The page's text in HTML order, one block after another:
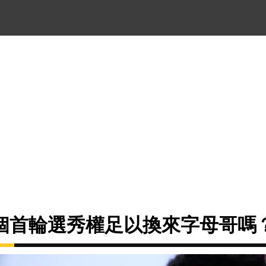
首輪選秀權足以換來字母哥嗎